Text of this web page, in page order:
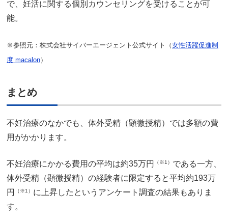
で、妊活に関する個別カウンセリングを受けることが可
能。
※参照元：株式会社サイバーエージェント公式サイト（女性活躍促進制
度 macalon）
まとめ
不妊治療のなかでも、体外受精（顕微授精）では多額の費
用がかかります。
不妊治療にかかる費用の平均は約35万円 （※1） である一方、
体外受精（顕微授精）の経験者に限定すると平均約193万
円
（※1） に上昇したというアンケート調査の結果もありま
す。